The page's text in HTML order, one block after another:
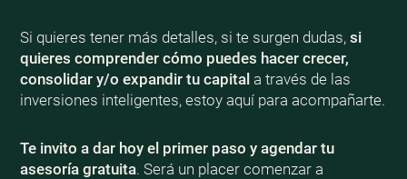
Si quieres tener más detalles, si te surgen dudas, si
quieres comprender cómo puedes hacer crecer,
consolidar y/o expandir tu capitala través de las
inversiones inteligentes, estoy aquí para acompañarte.
Te invito a dar hoy el primer paso y agendar tu
asesoría gratuita. Será un placer comenzar a